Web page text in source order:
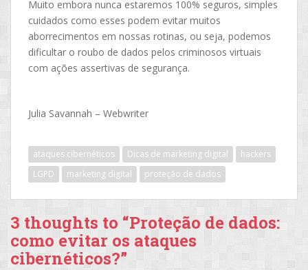
Muito embora nunca estaremos 100% seguros, simples
cuidados como esses podem evitar muitos
aborrecimentos em nossas rotinas, ou seja, podemos
dificultar o roubo de dados pelos criminosos virtuais
com ações assertivas de segurança.
Julia Savannah – Webwriter
ataques cibernéticos Dicas de marketing digital
hackers
LGPD
marketing digital proteção de dados
3 thoughts to “Proteção de dados:
como evitar os ataques
cibernéticos?”